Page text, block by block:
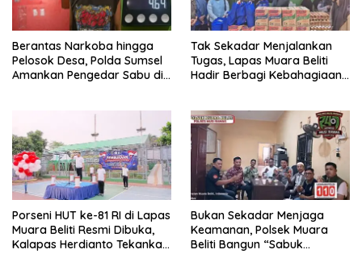
Berantas Narkoba hingga
Pelosok Desa, Polda Sumsel
Amankan Pengedar Sabu di
Tak Sekadar Menjalankan
Tugas, Lapas Muara Beliti
Hadir Berbagi Kebahagiaan
Porseni HUT ke-81 RI di Lapas
Muara Beliti Resmi Dibuka,
Kalapas Herdianto Tekankan
Bukan Sekadar Menjaga
Keamanan, Polsek Muara
Beliti Bangun “Sabuk